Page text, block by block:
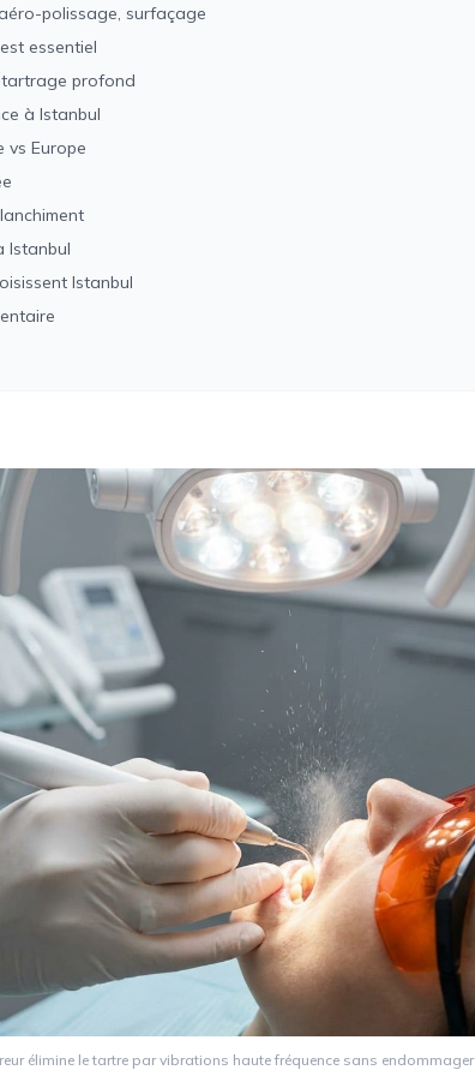
polissage, surfaçage
essentiel
profond
à Istanbul
vs Europe
Istanbul
Istanbul
élimine le tartre par vibrations haute fréquence sans